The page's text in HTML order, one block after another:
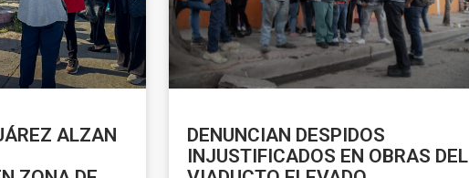
ALZAN
DENUNCIAN DESPIDOS
INJUSTIFICADOS EN OBRAS DEL